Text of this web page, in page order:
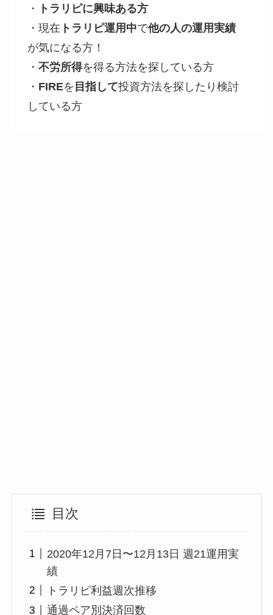
・
トラリピに興味ある方
・現在 トラリピ運用中で他の人の運用実績
が気になる方！
・ 不労所得を得る方法を探している方
・ FIREを 目指して投資方法を探したり検討
している方
目次
2020年12月7日〜12月13日 週21運用実
績
トラリピ利益週次推移
通過ペア別決済回数